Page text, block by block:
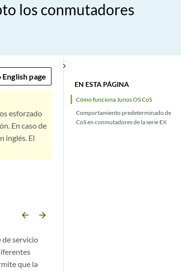
los conmutadores
EN ESTA PÁGINA
Cómo funciona Junos OS CoS
Comportamiento predeterminado de
CoS en conmutadores de la serie EX
keyboard_arrow_right
English page
esforzado
En caso de
inglés. El
arrow_backward arrow_forward
de servicio
que la